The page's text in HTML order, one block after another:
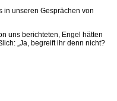
in unseren Gesprächen von
uns berichteten, Engel hätten
„Ja, begreift ihr denn nicht?